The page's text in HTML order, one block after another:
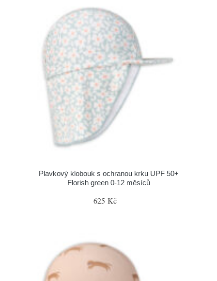
Plavkový klobouk s ochranou krku UPF 50+
Florish green 0-12 měsíců
625 Kč